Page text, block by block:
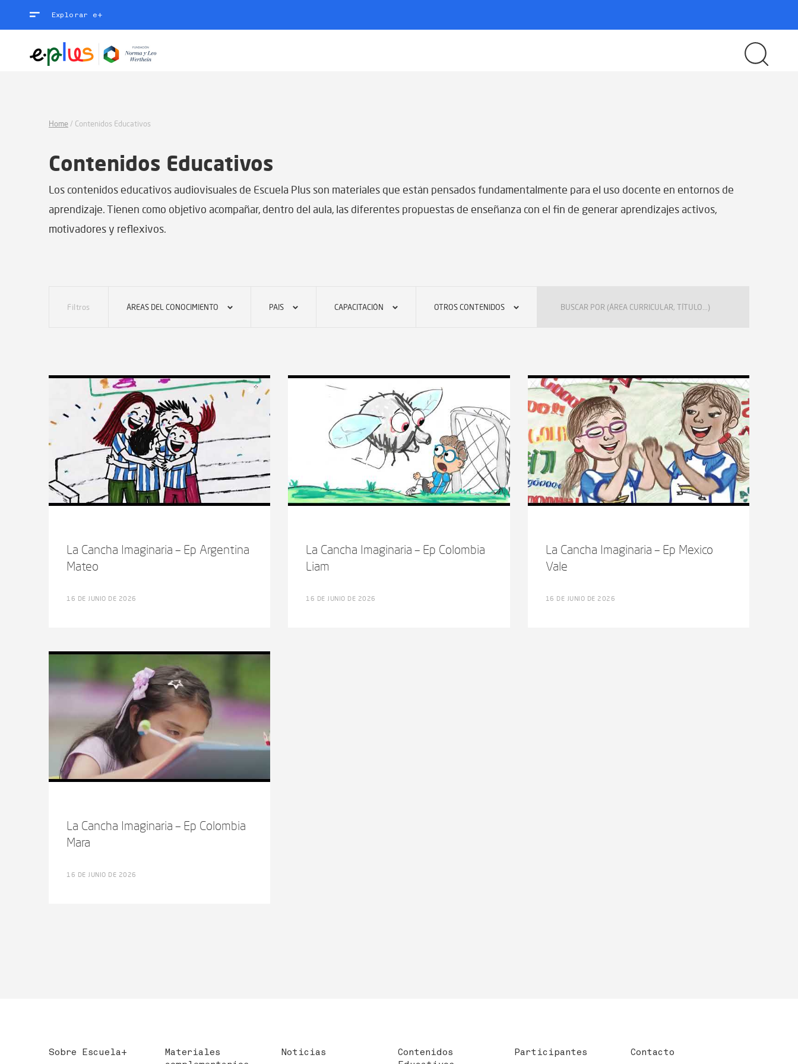
Explorar e+
Home / Contenidos Educativos
Contenidos Educativos
Los contenidos educativos audiovisuales de Escuela Plus son materiales que están pensados fundamentalmente para el uso docente en entornos de
aprendizaje. Tienen como objetivo acompañar, dentro del aula, las diferentes propuestas de enseñanza con el fin de generar aprendizajes activos,
motivadores y reflexivos.
Filtros ÁREAS DEL CONOCIMIENTO PAIS CAPACITACIÓN OTROS CONTENIDOS
La Cancha Imaginaria – Ep Argentina
Mateo
16 DE JUNIO DE 2026
La Cancha Imaginaria – Ep Colombia
Liam
16 DE JUNIO DE 2026
La Cancha Imaginaria – Ep Mexico
Vale
16 DE JUNIO DE 2026
La Cancha Imaginaria – Ep Colombia
Mara
16 DE JUNIO DE 2026
Sobre Escuela+
Materiales
Noticias
Contenidos
Participantes Contacto